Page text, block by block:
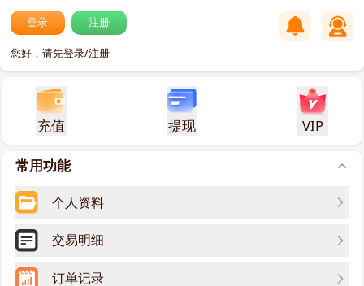
登录 注册
您好，请先登录/注册
充值 提现 VIP
常用功能
个人资料
交易明细